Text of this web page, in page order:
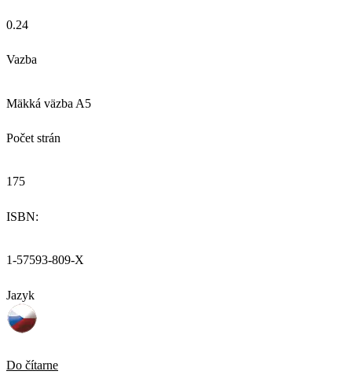
0.24
Vazba
Mäkká väzba A5
Počet strán
175
ISBN:
1-57593-809-X
Jazyk
Do čítarne